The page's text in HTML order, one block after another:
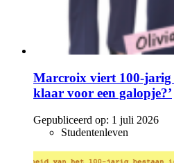
Marcroix viert 100-jarig
klaar voor een galopje?’
Gepubliceerd op: 1 juli 2026
Studentenleven